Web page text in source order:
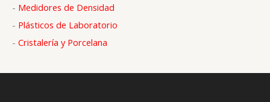
- Medidores de Densidad
- Plásticos de Laboratorio
- Cristalería y Porcelana